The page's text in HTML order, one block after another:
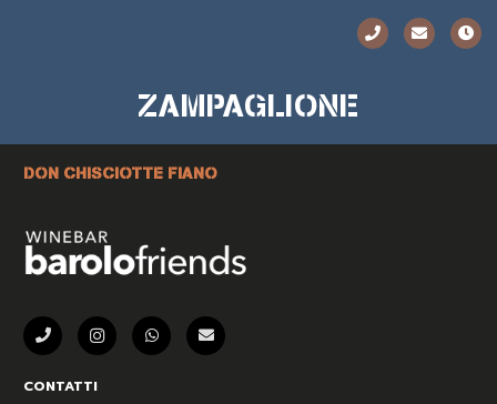
ZAMPAGLIONE
DON CHISCIOTTE FIANO
CONTATTI